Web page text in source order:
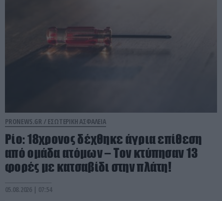
PRONEWS.GR / ΕΣΩΤΕΡΙΚΗ ΑΣΦΑΛΕΙΑ
Ρίο: 18χρονος δέχθηκε άγρια επίθεση
από ομάδα ατόμων – Τον κτύπησαν 13
φορές με κατσαβίδι στην πλάτη!
05.08.2026 | 07:54